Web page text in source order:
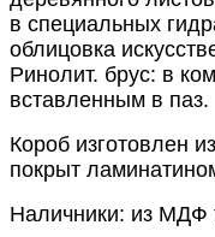
в специальных
облицовка
Ринолит. брус: в
вставленным в паз.
Короб изготовлен
покрыт
Наличники: из МДФ